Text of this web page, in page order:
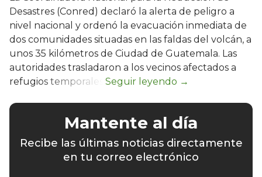
Desastres (Conred) declaró la alerta de peligro a
nivel nacional y ordenó la evacuación inmediata de
dos comunidades situadas en las faldas del volcán, a
unos 35 kilómetros de Ciudad de Guatemala. Las
autoridades trasladaron a los vecinos afectados a
refugios temporales.
Mantente al día
Recibe las últimas noticias directamente
en tu correo electrónico